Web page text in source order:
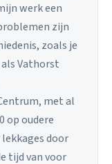
werk een
zijn
zoals je
Vathorst
met al
op oudere
door
tijd van voor